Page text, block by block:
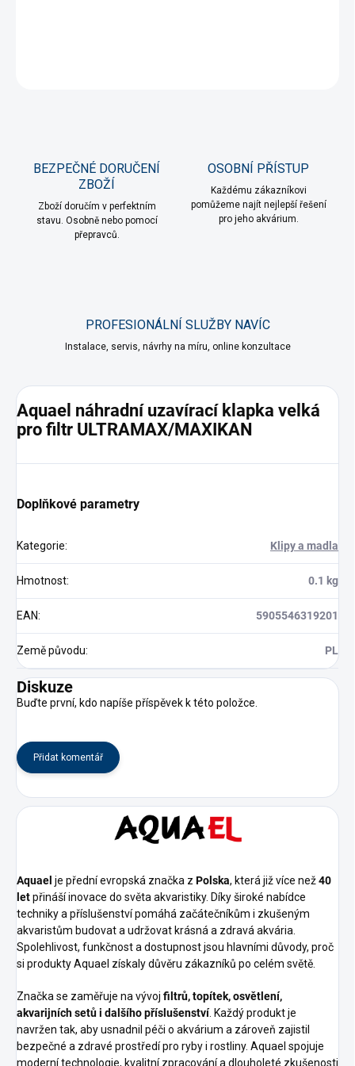
BEZPEČNÉ DORUČENÍ
ZBOŽÍ
Zboží doručím v perfektním
stavu. Osobně nebo pomocí
přepravců.
OSOBNÍ PŘÍSTUP
Každému zákazníkovi
pomůžeme najít nejlepší řešení
pro jeho akvárium.
PROFESIONÁLNÍ SLUŽBY NAVÍC
Instalace, servis, návrhy na míru, online konzultace
Aquael náhradní uzavírací klapka velká
pro filtr ULTRAMAX/MAXIKAN
Doplňkové parametry
Kategorie: Klipy a madla
Hmotnost: 0.1 kg
EAN: 5905546319201
Země původu: PL
Diskuze
Buďte první, kdo napíše příspěvek k této položce.
Přidat komentář
Aquael je přední evropská značka z Polska, která již více než40
letpřináší inovace do světa akvaristiky. Díky široké nabídce
techniky a příslušenství pomáhá začátečníkům i zkušeným
akvaristům budovat a udržovat krásná a zdravá akvária.
Spolehlivost, funkčnost a dostupnost jsou hlavními důvody, proč
si produkty Aquael získaly důvěru zákazníků po celém světě.
Značka se zaměřuje na vývoj filtrů, topítek, osvětlení,
akvarijních setů i dalšího příslušenství. Každý produkt je
navržen tak, aby usnadnil péči o akvárium a zároveň zajistil
bezpečné a zdravé prostředí pro ryby i rostliny. Aquael spojuje
moderní technologie, kvalitní zpracování a dlouholeté zkušenosti